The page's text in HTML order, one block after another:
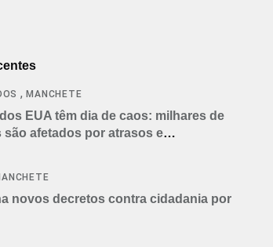
,MANCHETE
EUA têm dia de caos: milhares de
são afetados por atrasos e
novos decretos contra cidadania por